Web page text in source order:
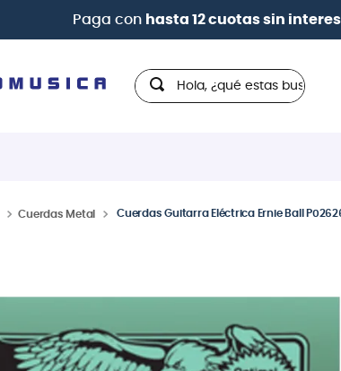
| Paga en cuotasdesde 0%
Hola, ¿qué estas buscando?
Cuerdas Metal Cuerdas Guitarra Eléctrica Ernie Ball P02626